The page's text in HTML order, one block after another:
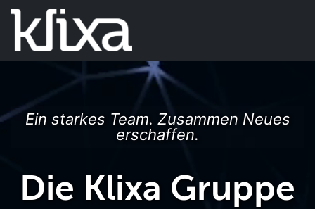
Ein starkes Team. Zusammen Neues
erschaffen.
Die Klixa Gruppe